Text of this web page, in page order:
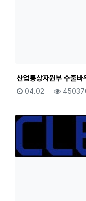
산업통상자원부 수출바
등록일
04.02 조회